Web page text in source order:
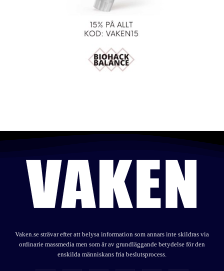
Vaken.se strävar efter att belysa information som annars inte skildras via
ordinarie massmedia men som är av grundläggande betydelse för den
enskilda människans fria beslutsprocess.